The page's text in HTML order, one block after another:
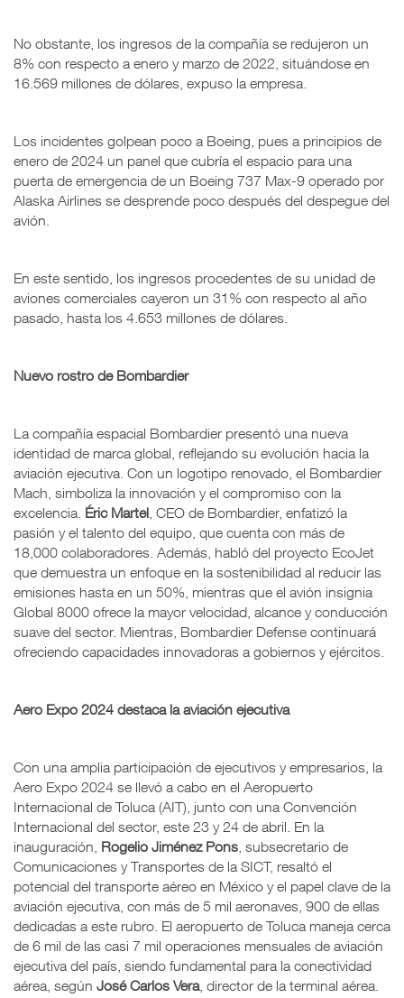
No obstante, los ingresos de la compañía se redujeron un
8% con respecto a enero y marzo de 2022, situándose en
16.569 millones de dólares, expuso la empresa.
Los incidentes golpean poco a Boeing, pues a principios de
enero de 2024 un panel que cubría el espacio para una
puerta de emergencia de un Boeing 737 Max-9 operado por
Alaska Airlines se desprende poco después del despegue del
avión.
En este sentido, los ingresos procedentes de su unidad de
aviones comerciales cayeron un 31% con respecto al año
pasado, hasta los 4.653 millones de dólares.
Nuevo rostro de Bombardier
La compañía espacial Bombardier presentó una nueva
identidad de marca global, reflejando su evolución hacia la
aviación ejecutiva. Con un logotipo renovado, el Bombardier
Mach, simboliza la innovación y el compromiso con la
excelencia. Éric Martel , CEO de Bombardier, enfatizó la
pasión y el talento del equipo, que cuenta con más de
18,000 colaboradores. Además, habló del proyecto EcoJet
que demuestra un enfoque en la sostenibilidad al reducir las
emisiones hasta en un 50%, mientras que el avión insignia
Global 8000 ofrece la mayor velocidad, alcance y conducción
suave del sector. Mientras, Bombardier Defense continuará
ofreciendo capacidades innovadoras a gobiernos y ejércitos.
Aero Expo 2024 destaca la aviación ejecutiva
Con una amplia participación de ejecutivos y empresarios, la
Aero Expo 2024 se llevó a cabo en el Aeropuerto
Internacional de Toluca (AIT), junto con una Convención
Internacional del sector, este 23 y 24 de abril. En la
inauguración, Rogelio Jiménez Pons , subsecretario de
Comunicaciones y Transportes de la SICT, resaltó el
potencial del transporte aéreo en México y el papel clave de la
aviación ejecutiva, con más de 5 mil aeronaves, 900 de ellas
dedicadas a este rubro. El aeropuerto de Toluca maneja cerca
de 6 mil de las casi 7 mil operaciones mensuales de aviación
ejecutiva del país, siendo fundamental para la conectividad
aérea, según José Carlos Vera, director de la terminal aérea.